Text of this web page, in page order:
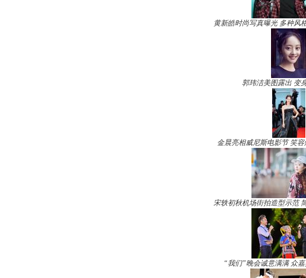
黄新皓时尚写真曝光 多种风
郭玮洁美图露出 变
金晨亮相威尼斯电影节 笑
宋轶初秋机场街拍造型示范
“我们”晚会诚意满满 众